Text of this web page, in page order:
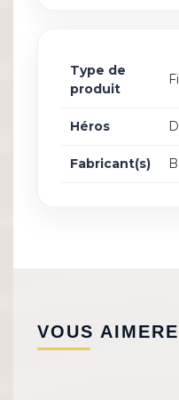
Type de
produit
Héros
Fabricant(s)
VOUS